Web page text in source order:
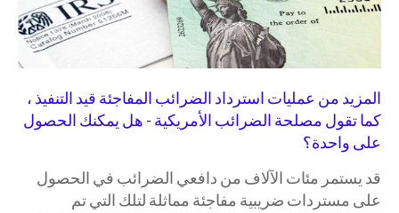
المزيد من عمليات استرداد الضرائب المفاجئة قيد التنفيذ ،
كما تقول مصلحة الضرائب الأمريكية - هل يمكنك الحصول
على واحدة؟
قد يستمر مئات الآلاف من دافعي الضرائب في الحصول
على مستردات ضريبية مفاجئة مماثلة لتلك التي تم